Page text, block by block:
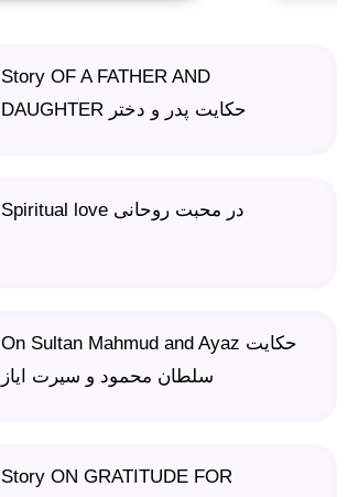
Story OF A FATHER AND
DAUGHTER حکایت پدر و دختر
Spiritual love در محبت روحانی
On Sultan Mahmud and Ayaz حکایت
سلطان محمود و سیرت ایاز
Story ON GRATITUDE FOR